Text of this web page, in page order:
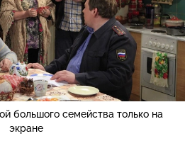
большого семейства только на
экране